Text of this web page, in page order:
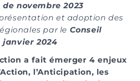
novembre 2023
et adoption des
par le Conseil
2024
a fait émerger 4 enjeux
l’Anticipation, les